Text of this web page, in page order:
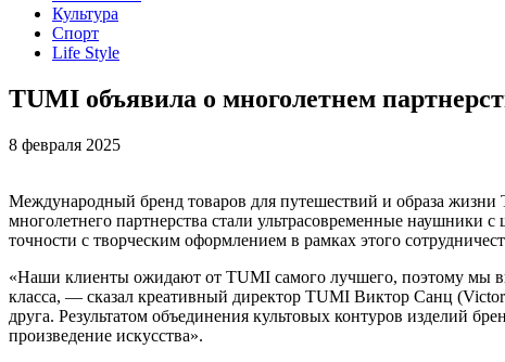
Культура
Спорт
Life Style
TUMI объявила о многолетнем
8 февраля 2025
Международный бренд товаров для путешествий и образа жизни
многолетнего партнерства стали ультрасовременные наушники
точности с творческим оформлением в рамках этого
«Наши клиенты ожидают от TUMI самого лучшего, поэтому мы
класса, — сказал креативный директор TUMI Виктор Санц
друга. Результатом объединения культовых контуров изделий
произведение искусства».